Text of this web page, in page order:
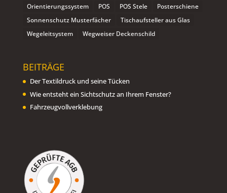
Orientierungssystem
POS POS Stele
Posterschiene
Sonnenschutz Musterfächer
Tischaufsteller aus Glas
Wegeleitsystem
Wegweiser Deckenschild
BEITRÄGE
Der Textildruck und seine Tücken
Wie entsteht ein Sichtschutz an Ihrem Fenster?
Fahrzeugvollverklebung